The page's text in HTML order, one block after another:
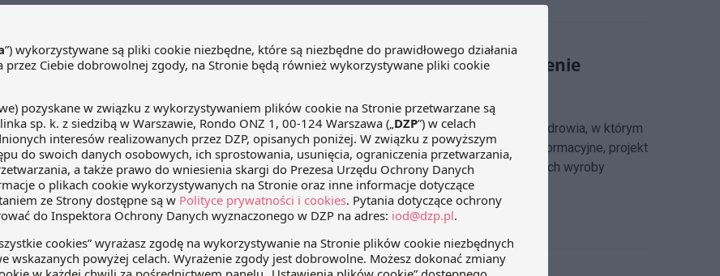
dotyczący wyrobów medycznych wydawanych na zlecenie
r. opublikowano projekt ustawy o zmianie niektórych ustaw w związku z rozwojem usług e-zdrowia, w którym
się szereg zmian w systemie informacji w ochronie zdrowia. Ze względu na nowe obowiązki informacyjne, projekt
może być szczególnie interesujący dla producentów, importerów i dystrybutorów, których wyroby
są refundowane w trybie zlecenia.